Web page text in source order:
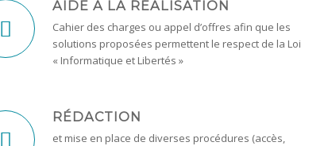
AIDE À LA RÉALISATION
Cahier des charges ou appel d’offres afin que les
solutions proposées permettent le respect de la Loi
« Informatique et Libertés »
RÉDACTION
et mise en place de diverses procédures (accès,